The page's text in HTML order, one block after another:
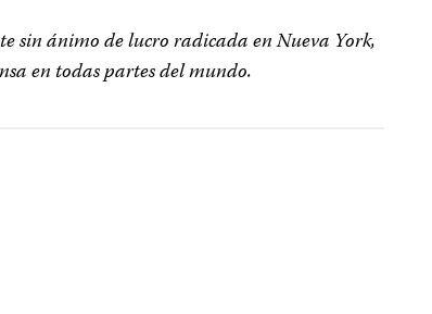
sin ánimo de lucro radicada en Nueva York,
en todas partes del mundo.